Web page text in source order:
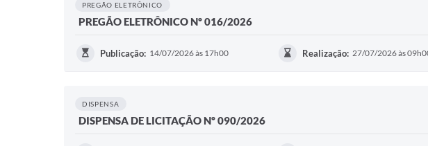
PREGÃO ELETRÔNICO
PREGÃO ELETRÔNICO Nº 016/2026
Publicação: 14/07/2026 às 17h00 Realização: 27/07/2026 às
DISPENSA
DISPENSA DE LICITAÇÃO Nº 090/2026